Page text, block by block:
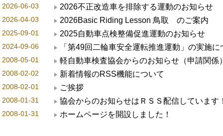
2026-06-03 2026不正改造車を排除する運動のお知らせ
2026-04-03 2026Basic Riding Lesson 鳥取 のご案内
2025-09-01 2025自動車点検整備促進運動のお知らせ
2024-09-06 「第49回二輪車安全運転推進運動」の実施に
2008-05-01 軽自動車検査協会からのお知らせ（申請関係
2008-02-02 新着情報のRSS機能について
2008-02-01 ご挨拶
2008-01-31 協会からのお知らせはＲＳＳ配信しています
2008-01-31 ホームページを開設しました！